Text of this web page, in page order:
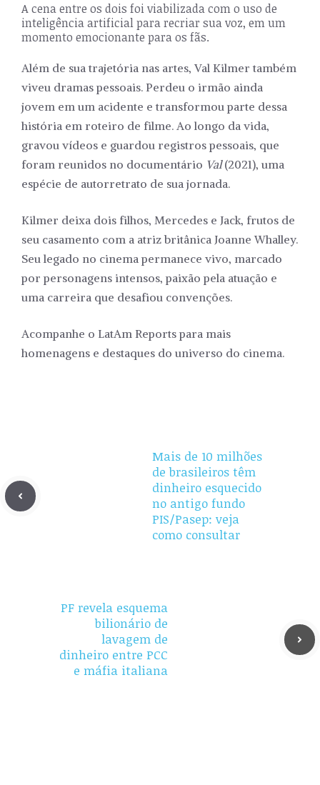
A cena entre os dois foi viabilizada com o uso de
inteligência artificial para recriar sua voz, em um
momento emocionante para os fãs.
Além de sua trajetória nas artes, Val Kilmer também
viveu dramas pessoais. Perdeu o irmão ainda
jovem em um acidente e transformou parte dessa
história em roteiro de filme. Ao longo da vida,
gravou vídeos e guardou registros pessoais, que
foram reunidos no documentário Val(2021), uma
espécie de autorretrato de sua jornada.
Kilmer deixa dois filhos, Mercedes e Jack, frutos de
seu casamento com a atriz britânica Joanne Whalley.
Seu legado no cinema permanece vivo, marcado
por personagens intensos, paixão pela atuação e
uma carreira que desafiou convenções.
Acompanhe o LatAm Reports para mais
homenagens e destaques do universo do cinema.
Mais de 10 milhões
de brasileiros têm
dinheiro esquecido
no antigo fundo
PIS/Pasep: veja
como consultar
PF revela esquema
bilionário de
lavagem de
dinheiro entre PCC
e máfia italiana